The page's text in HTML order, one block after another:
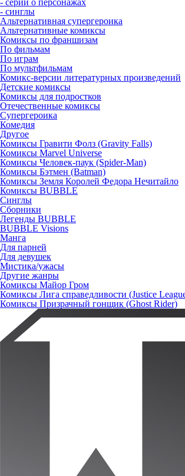
- синглы
Альтернативная супергероика
Альтернативные комиксы
Комиксы по франшизам
По фильмам
По играм
По мультфильмам
Комикс-версии литературных произведений
Детские комиксы
Комиксы для подростков
Отечественные комиксы
Супергероика
Комедия
Другое
Комиксы Гравити Фолз (Gravity Falls)
Комиксы Marvel Universe
Комиксы Человек-паук (Spider-Man)
Комиксы Бэтмен (Batman)
Комиксы Земля Королей Федора Нечитайло
Комиксы BUBBLE
Синглы
Сборники
Легенды BUBBLE
BUBBLE Visions
Манга
Для парней
Для девушек
Мистика/ужасы
Другие жанры
Комиксы Майор Гром
Комиксы Лига справедливости (Justice
Комиксы Призрачный гонщик (Ghost Rider)